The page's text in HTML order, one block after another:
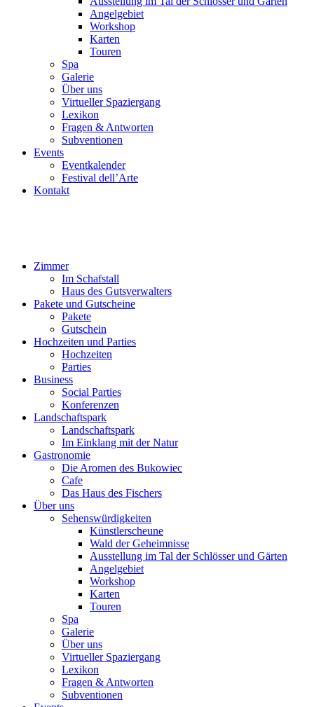
Angelgebiet
Workshop
Karten
Touren
Spa
Galerie
Über uns
Virtueller Spaziergang
Lexikon
Fragen & Antworten
Subventionen
Events
Eventkalender
Festival dell’Arte
Kontakt
Zimmer
Im Schafstall
Haus des Gutsverwalters
Pakete und Gutscheine
Pakete
Gutschein
Hochzeiten und Parties
Hochzeiten
Parties
Business
Social Parties
Konferenzen
Landschaftspark
Landschaftspark
Im Einklang mit der Natur
Gastronomie
Die Aromen des Bukowiec
Cafe
Das Haus des Fischers
Über uns
Sehenswürdigkeiten
Künstlerscheune
Wald der Geheimnisse
Ausstellung im Tal der Schlösser und Gärten
Angelgebiet
Workshop
Karten
Touren
Spa
Galerie
Über uns
Virtueller Spaziergang
Lexikon
Fragen & Antworten
Subventionen